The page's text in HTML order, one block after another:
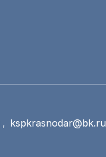
, kspkrasnodar@bk.ru